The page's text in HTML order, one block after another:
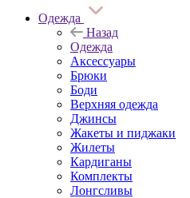
Одежда
Назад
Одежда
Аксессуары
Брюки
Боди
Верхняя одежда
Джинсы
Жакеты и пиджаки
Жилеты
Кардиганы
Комплекты
Лонгсливы